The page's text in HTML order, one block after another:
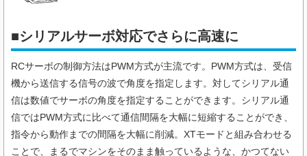
■シリアルサーボ対応でさらに高速に
RCサーボの制御方法はPWM方式が主流です。PWM方式は、受信
機から送信する信号の波で角度を指定します。対してシリアル通
信は数値でサーボの角度を指定することができます。シリアル通
信ではPWM方式に比べて通信間隔を大幅に短縮することができ、
指令から動作までの間隔を大幅に削減。XTモードと組み合わせる
ことで、まるでマシンをそのまま触っているような、かつてない